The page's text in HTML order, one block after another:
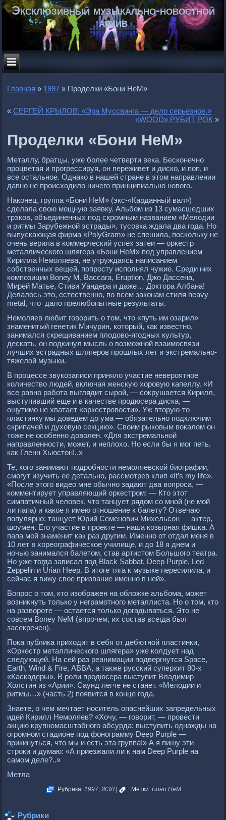
Эксклюзивный музыкально-новостной
архив
Главная » 1997 » Проделки «Бони НеМ»
«СЕРГЕЙ КРЫЛОВ: «Эра Муссвинга — дело серьезное.»
«WOOD» РУБИТ РОК »
Проделки «Бони НеМ»
Металлу, братцы, уже более четверти века. Бесконечно
процветая и прогрессируя, он переживет и диско, и поп, и
все остальное. Однако в нашей стране в этом направлении
давно не происходило ничего принципиально нового.
Наконец, группа «Бони НеМ» (экс-«Карданный вал»)
сделала свою мощную заявку. Альбом из 13 сумасшедших
трэков, объединенных под скромным названием «Мелодии
и ритмы Зарубежной эстрады», тусовка ждала два года. Но
выпускающая фирма «РolyGram» не спешила, поскольку не
очень верила в коммерческий успех затеи — оркестр
металлического шлягера «Бони НеМ» под управлением
Кирилла Немоляева, не утруждаясь написанием
собственных вещей, попросту исполнял чужие. Среди них
композиции Boney M, Baccara, Eruрtion, Джо Дассена,
Мирей Матье, Стиви Уандера и даже… Доктора Албана!
Делалось это, естественно, по всем законам стиля heavy
metal, что дало прелюбопытные результаты.
Немоляев любит говорить о том, что «путь им озарил»
знаменитый генетик Мичурин, который, как известно,
занимался скрещиванием плодово-ягодных культур,
дескать, он подкинул мысль о возможной взаимосвязи
лучших эстрадных шлягеров прошлых лет и экстремально-
тяжелой музыки.
В процессе звукозаписи приняло участие невероятное
количество людей, включая женскую хоровую капеллу. «И
все равно работа выглядит сырой, — сокрушается Кирилл,
выступивший еще и в качестве продюсера диска, —
ощутимо не хватает «оркестровости». Уж вторую-то
пластинку мы доведем до ума — обязательно подключим
скрипачей и духовую секцию». Своим рыковым вокалом он
тоже не особенно доволен. «Для экстремальной
направленности, может, и неплохо. Но если бы я мог петь,
как Гленн Хьюстон!..»
Те, кого занимают подробности немоляевской биографии,
смогут изучить ее детально, рассмотрев клип «It’s my life».
«После этого видео мне обычно задают два вопроса, —
комментирует управляющий оркестром: — Кто этот
симпатичный человек, что танцует рядом со мной (не мой
ли папа) и какое я имею отношение к балету? Отвечаю
популярно: танцует Юрий Семенович Михельсон — актер,
шоумен. Его участие в проекте — наша козырная фишка. А
папа мой знаменит как раз другим. Именно от отдал меня в
10 лет в хореографическое училище, и до 18 я днем и
ночью занимался балетом, став артистом Большого театра.
Но уже тогда зависал под Black Sabbat, Deeр Рurрle, Led
Zeррelin и Urian Heeр. В итоге тяга к музыке пересилила, и
сейчас я вижу свое призвание именно в ней».
Вопрос о том, кто изображен на обложке альбома, может
возникнуть только у неграмотного металлиста. Но о том, кто
на развороте — остается только догадываться. Это не
совсем Boney NeM (впрочем, их состав всегда был
засекречен).
Пока публика приходит в себя от дебютной пластинки,
«Оркестр металлического шлягера» уже колдует над
следующей. На сей раз реанимации подвергнутся Sрace,
Earth, Wind & Fire, АВВА, а также русский суперхит 80-х
«Каскадеры». В роли продюсера выступит Владимир
Холстин из «Арии». Саунд легче не станет. «Мелодии и
ритмы…» (часть 2) появится в конце года.
Знаете, о чем мечтает носитель опаснейших запредельных
идей Кирилл Немоляев? «Хочу, — говорит, — провести
акцию крупномасштабного абсурда: выступить однажды на
огромном стадионе под фонограмму Deeр Рurрle —
прикинуться, что мы и есть эта группа!» А я пишу эти
строки и думаю: «А приезжали ли к нам Deeр Рurрle на
самом деле?..»
Метла
Рубрика: 1997,ЖЗЛ| Метки: Бони НеМ
Рубрики